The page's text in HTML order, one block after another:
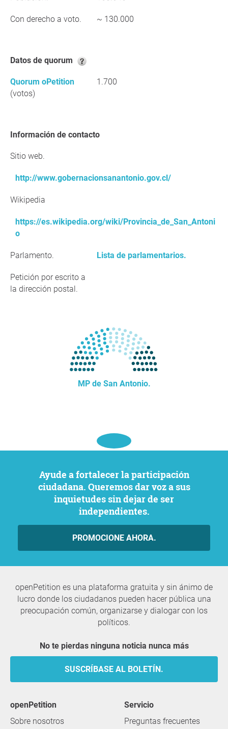
Con derecho a voto. ~ 130.000
Datos de quorum
Quorum oPetition
(votos)
1.700
Información de contacto
Sitio web.
http://www.gobernacionsanantonio.gov.cl/
Wikipedia
https://es.wikipedia.org/wiki/Provincia_de_San_Antoni
o
Parlamento. Lista de parlamentarios.
Petición por escrito a
la dirección postal.
MP de San Antonio.
Ayude a fortalecer la participación
ciudadana. Queremos dar voz a sus
inquietudes sin dejar de ser
independientes.
PROMOCIONE AHORA.
openPetition es una plataforma gratuita y sin ánimo de
lucro donde los ciudadanos pueden hacer pública una
preocupación común, organizarse y dialogar con los
políticos.
No te pierdas ninguna noticia nunca más
SUSCRÍBASE AL BOLETÍN.
openPetition
Sobre nosotros
servicio
Preguntas frecuentes